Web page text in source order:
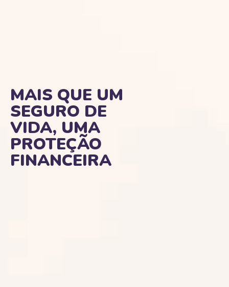
MAIS QUE UM
SEGURO DE
VIDA, UMA
PROTEÇÃO
FINANCEIRA